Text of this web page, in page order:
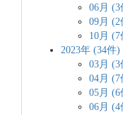
06月 (3
09月 (2
10月 (7
2023年 (34件)
03月 (3
04月 (7
05月 (6
06月 (4